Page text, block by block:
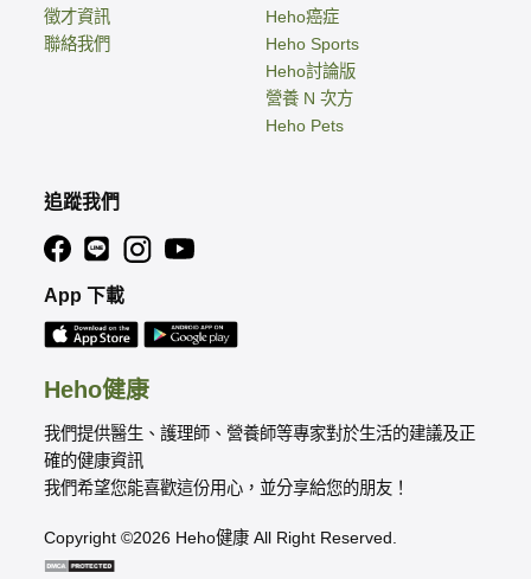
Heho健康
我們提供醫生、護理師、營養師等專家對於生活的建議及正
確的健康資訊
我們希望您能喜歡這份用心，並分享給您的朋友！
Copyright ©2026 Heho健康 All Right Reserved.
徵才資訊
聯絡我們
Heho癌症
Heho Sports
Heho討論版
營養 N 次方
Heho Pets
追蹤我們
App 下載